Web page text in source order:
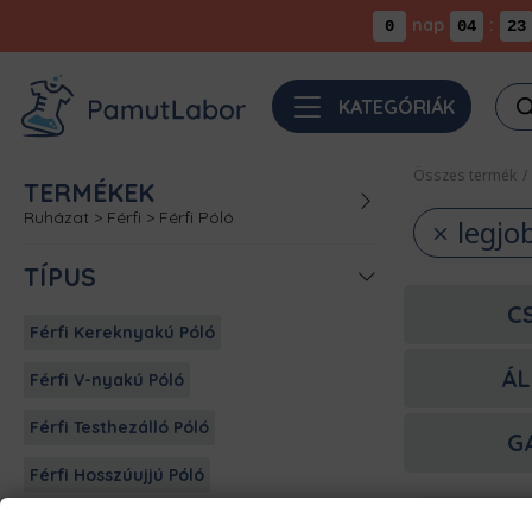
0 nap 04 : 23
KATEGÓRIÁK
TERMÉKEK
Ruházat > Férfi > Férfi Póló
TÍPUS
Férfi Kereknyakú Póló
Férfi V-nyakú Póló
Férfi Testhezálló Póló
Férfi Hosszúujjú Póló
Összes termék /